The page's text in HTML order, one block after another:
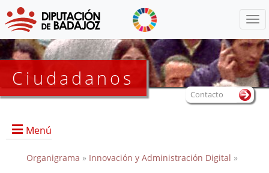
Ciudadanos
Menú
Organigrama » Innovación y Administración Digital »
Contacto